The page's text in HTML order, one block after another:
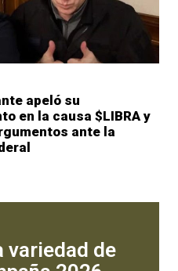
apeló su
en la causa $LIBRA y
ante la
variedad de